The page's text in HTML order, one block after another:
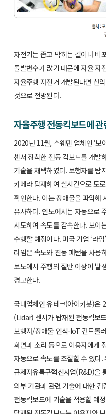
자전거는 좁고 막히는 길이나 비
돌발변수가 많기 때문에 자율 자
자율주행 자전거 개발된다면 산
것으로 전망된다.
자율주행 전동킥보드에
2020년 11월, 스웨덴 업체인 ‘보
센서 장착한 전동 킥보드를 개발
기술을 채택하였다. 보행자를 탐
카메라 탑재하여 실시간으로 도
확인한다. 이는 장애물을 파악해
유사하다. 인도에서는 자동으로
시도하여 속도를 감속한다. 보이
수행할 예정이다. 미국 기업 ‘라
라임은 속도와 진동 패턴을 사용
보도에서 주행의 절반 이상이 발
경고한다.
국내업체인 유테크(아이카봇)은
(Lidar) 센서가 탑재된 전동킥보
보행자/장애물 인식-IoT 컨트롤
화면과 소리 등으로 이용자에게
자동으로 속도를 조절할 수 있다
규제자유특구혁신사업(R&D)을
외부 기관과 관련 기술에 대한
전동킥보드에 기술을 적용할 예